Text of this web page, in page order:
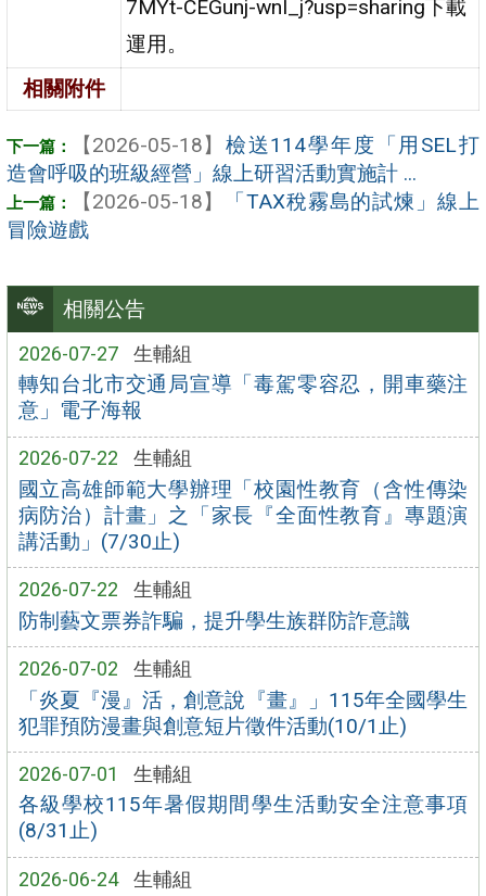
相關公告
2026-07-27 生輔組
轉知台北市交通局宣導「毒駕零容忍，開車藥注
意」電子海報
2026-07-22 生輔組
國立高雄師範大學辦理「校園性教育（含性傳染
病防治）計畫」之「家長『全面性教育』專題演
講活動」(7/30止)
2026-07-22 生輔組
防制藝文票券詐騙，提升學生族群防詐意識
2026-07-02 生輔組
「炎夏『漫』活，創意說『畫』」115年全國學生
犯罪預防漫畫與創意短片徵件活動(10/1止)
2026-07-01 生輔組
各級學校115年暑假期間學生活動安全注意事項
(8/31止)
2026-06-24 生輔組
7MYt-CEGunj-wnI_j?usp=sharing下載
運用。
相關附件
【2026-05-18】 檢送114學年度「用SEL打
造會呼吸的班級經營」線上研習活動實施計 ...
【2026-05-18】
「TAX稅霧島的試煉」線上
冒險遊戲